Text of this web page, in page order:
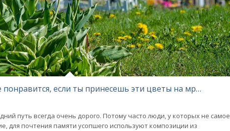
Новопреставленному не понравится, если ты принесешь эти цветы на мрачную плиту
путь всегда очень дорого. Потому часто люди, у которых не самое
для почтения памяти усопшего используют композиции из